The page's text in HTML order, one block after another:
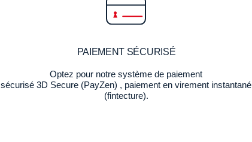
PAIEMENT SÉCURISÉ
Optez pour notre système de paiement
sécurisé 3D Secure (PayZen) , paiement en virement instantané
(fintecture).